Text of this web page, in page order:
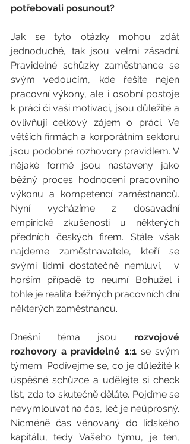
potřebovali posunout?
Jak se tyto otázky mohou zdát
jednoduché, tak jsou velmi zásadní.
Pravidelné schůzky zaměstnance se
svým vedoucím, kde řešíte nejen
pracovní výkony, ale i osobní postoje
k práci či vaši motivaci, jsou důležité a
ovlivňují celkový zájem o práci. Ve
větších firmách a korporátním sektoru
jsou podobné rozhovory pravidlem. V
nějaké formě jsou nastaveny jako
běžný proces hodnocení pracovního
výkonu a kompetencí zaměstnanců.
Nyní vycházíme z dosavadní
empirické zkušenosti u některých
předních českých firem. Stále však
najdeme zaměstnavatele, kteří se
svými lidmi dostatečně nemluví,  v
horším případě to neumí. Bohužel i
tohle je realita běžných pracovních dní
některých zaměstnanců.
Dnešní téma jsou rozvojové
rozhovory a pravidelné 1:1 se svým
týmem. Podívejme se, co je důležité k
úspěšné schůzce a udělejte si check
list, zda to skutečně děláte. Pojďme se
nevymlouvat na čas, leč je neúprosný.
Nicméně čas věnovaný do lidského
kapitálu, tedy Vašeho týmu, je ten,